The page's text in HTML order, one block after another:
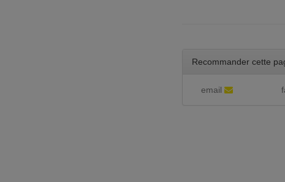
Recommander cette
email